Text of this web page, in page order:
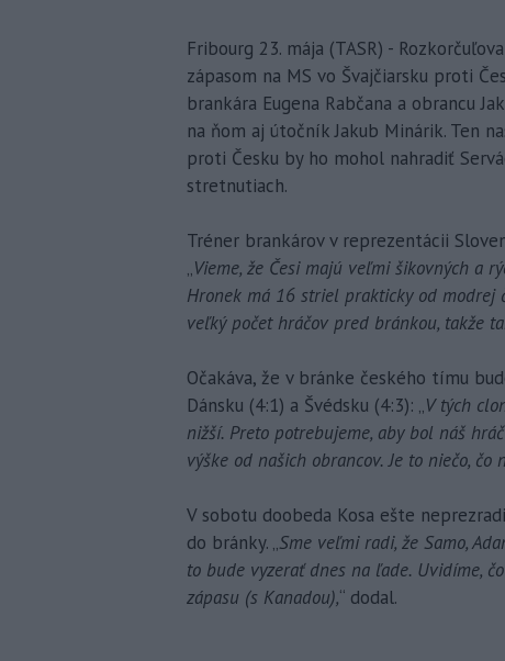
Fribourg 23. mája (TASR) -
zápasom na MS vo Švajčiarsku proti
brankára Eugena Rabčana a obrancu
na ňom aj útočník Jakub Minárik. Ten
proti Česku by ho mohol nahradiť
stretnutiach.
Tréner brankárov v reprezentácii
„Vieme, že Česi majú veľmi šikovných a
Hronek má 16 striel prakticky od modrej
veľký počet hráčov pred bránkou, takže
Očakáva, že v bránke českého tímu
Dánsku (4:1) a Švédsku (4:3): „V tých
nižší. Preto potrebujeme, aby bol náš
výške od našich obrancov. Je to niečo, čo
V sobotu doobeda Kosa ešte
do bránky. „Sme veľmi radi, že Samo,
to bude vyzerať dnes na ľade. Uvidíme,
zápasu (s Kanadou),“ dodal.